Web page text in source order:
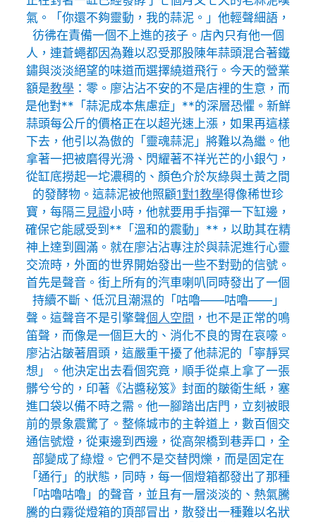
氣。「你還不夠靈動，我的蒜泥。」他輕聲細語，
彷彿在責備一個不上進的孩子。店內只有他一個
人，連蒼蠅都因為難以忍受那股陳年蒜頭混合著鐵
鏽與淡淡絕望的味道而選擇繞道飛行。今天的營業
額是教學 ：零。廖沾沾不安的不是店裡的生意，而
是他對**「蒜泥成本焦慮症」**的深層恐懼。新鮮
蒜頭每公斤的價格正在以超光速上漲，如果再這樣
下去，他引以為傲的「靈魂蒜泥」將難以為繼。他
拿著一把被磨得光滑、閃耀著不祥光芒的小銀勺，
從缸底撈起一坨濃稠的、顏色介於灰綠與土黃之間
的發酵物。這蒜泥被他照顧1對1教學得像稀世珍
寶，每隔三見證小時，他就要用手指彈一下缸邊，
確保它能感受到**「溫和的震動」**，以助其在精
神上達到圓滿。就在廖沾沾專注於與蒜泥進行心靈
交流時，外面的世界開始發出一些不對勁的信號。
首先是聲音。街上所有的汽車喇叭同時發出了一個
持續不斷、低沉且潮濕的「咕嚕——咕嚕——」
聲。這聲音不是引擎聲個人空間 ，也不是正常的鳴
笛聲，而像是一個巨大的、消化不良的胃在哀嚎。
廖沾沾皺著眉頭，這嚴重干擾了他蒜泥的「寧靜冥
想」。他決定出去看個究竟，順手從桌上拿了一張
髒兮兮的，印著《沾醬秘笈》封面的皺衛生紙，塞
進口袋以備不時之需。他一腳踏出店門，立刻被眼
前的景象震驚了。整條城市的主幹道上，數百個交
通信號燈，從東邊到西邊，從高架橋到巷弄口，全
部變成了綠燈。它們不是交替閃爍，而是固定在
「通行」的狀態，同時，每一個燈箱都發出了那種
「咕嚕咕嚕」的聲音，並且有一層淡淡的、熱氣騰
騰的白霧從燈箱的頂部冒出，散發出一種難以名狀